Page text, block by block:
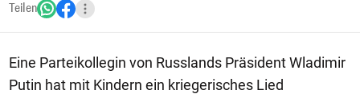
Teilen
Eine Parteikollegin von Russlands Präsident Wladimir
Putin hat mit Kindern ein kriegerisches Lied